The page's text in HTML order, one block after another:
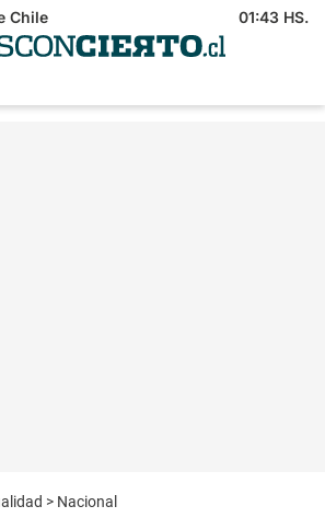
Chile 01:43 HS.
> Nacional